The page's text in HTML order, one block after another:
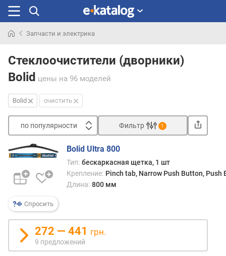
раньше
Запчасти и электрика
Стеклоочистители (дворники)
Bolid цены на 96 моделей
Bolid очистить
по популярности
п
п
о
у
л
я
р
н
Фильтр 1
Спросить
Bolid Ultra 800
Тип: бескаркасная щетка, 1 шт
Крепление: Pinch tab, Narrow Push Button,
Длина: 800 мм
272 — 441 грн.
9 предложений